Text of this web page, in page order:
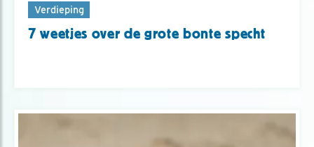
Verdieping
7 weetjes over de grote bonte specht